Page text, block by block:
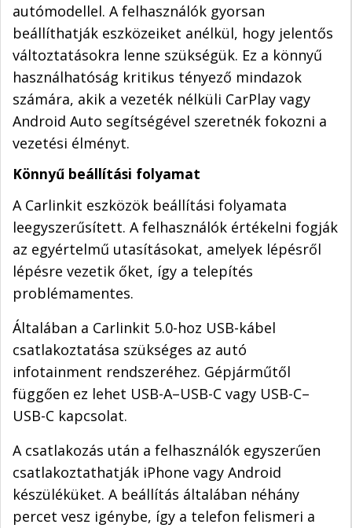
autómodellel. A felhasználók gyorsan
beállíthatják eszközeiket anélkül, hogy jelentős
változtatásokra lenne szükségük. Ez a könnyű
használhatóság kritikus tényező mindazok
számára, akik a vezeték nélküli CarPlay vagy
Android Auto segítségével szeretnék fokozni a
vezetési élményt.
Könnyű beállítási folyamat
A Carlinkit eszközök beállítási folyamata
leegyszerűsített. A felhasználók értékelni fogják
az egyértelmű utasításokat, amelyek lépésről
lépésre vezetik őket, így a telepítés
problémamentes.
Általában a Carlinkit 5.0-hoz USB-kábel
csatlakoztatása szükséges az autó
infotainment rendszeréhez. Gépjárműtől
függően ez lehet USB-A–USB-C vagy USB-C–
USB-C kapcsolat.
A csatlakozás után a felhasználók egyszerűen
csatlakoztathatják iPhone vagy Android
készüléküket. A beállítás általában néhány
percet vesz igénybe, így a telefon felismeri a